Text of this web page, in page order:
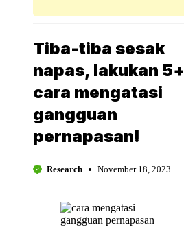
Tiba-tiba sesak
napas, lakukan 5+
cara mengatasi
gangguan
pernapasan!
Research November 18, 2023